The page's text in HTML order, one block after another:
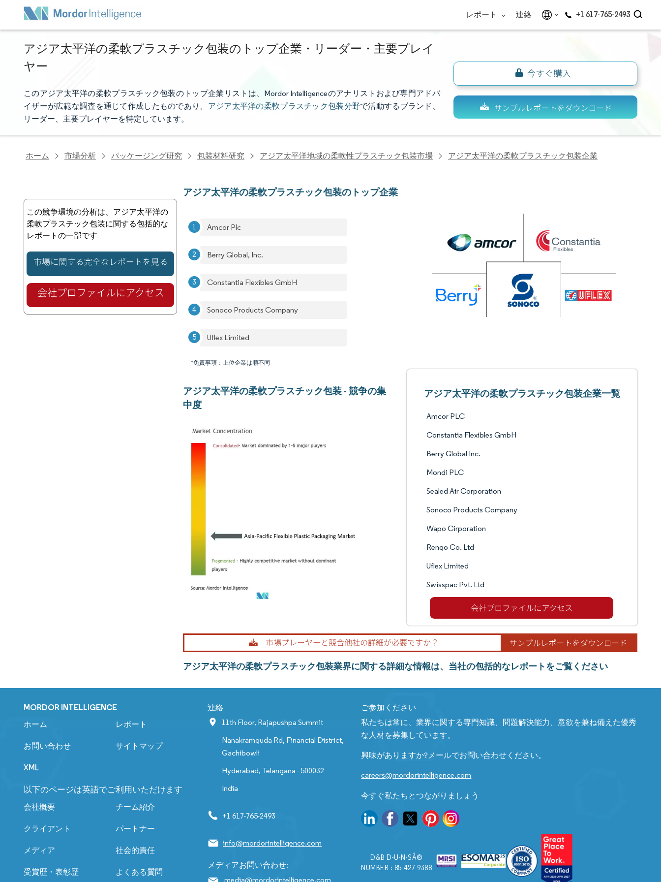
レポート 連絡 +1 617-765-2493
アジア太平洋の柔軟プラスチック包装のトップ企業・リーダー・主要プレイ
ヤー
このアジア太平洋の柔軟プラスチック包装のトップ企業リストは、Mordor Intelligenceのアナリストおよび専門アドバ
イザーが広範な調査を通じて作成したものであり、 アジア太平洋の柔軟プラスチック包装分野で活動するブランド、
リーダー、主要プレイヤーを特定しています。
ホーム 市場分析 パッケージング研究 包装材料研究 アジア太平洋地域の柔軟性プラスチック包装市場 アジア太平洋の柔軟プラスチック包装企業
この競争環境の分析は、アジア太平洋の
柔軟プラスチック包装に関する包括的な
レポートの一部です
アジア太平洋の柔軟プラスチック包装のトップ企業
Amcor Plc
Berry Global, Inc.
Constantia Flexibles GmbH
Sonoco Products Company
Uflex Limited
*免責事項：上位企業は順不同
アジア太平洋の柔軟プラスチック包装 - 競争の集
中度
アジア太平洋の柔軟プラスチック包装企業一覧
Amcor PLC
Constantia Flexibles GmbH
Berry Global Inc.
Mondi PLC
Sealed Air Corporation
Sonoco Products Company
Wapo Cirporation
Rengo Co. Ltd
Uflex Limited
Swisspac Pvt. Ltd
アジア太平洋の柔軟プラスチック包装業界に関する詳細な情報は、当社の包括的なレポートをご覧ください
MORDOR INTELLIGENCE
ホーム レポート
お問い合わせ サイトマップ
XML
以下のページは英語でご利用いただけます
会社概要 チーム紹介
クライアント パートナー
メディア 社会的責任
受賞歴・表彰歴 よくある質問
連絡
11th Floor, Rajapushpa Summit
Nanakramguda Rd, Financial District,
Gachibowli
Hyderabad, Telangana - 500032
India
+1 617-765-2493
info@mordorintelligence.com
メディアお問い合わせ:
media@mordorintelligence.com
ご参加ください
私たちは常に、業界に関する専門知識、問題解決能力、意欲を兼ね備えた優秀
な人材を募集しています。
興味がありますか?メールでお問い合わせください。
careers@mordorintelligence.com
今すぐ私たちとつながりましょう
D&B D-U-N-SÂ®
NUMBER : 85-427-9388